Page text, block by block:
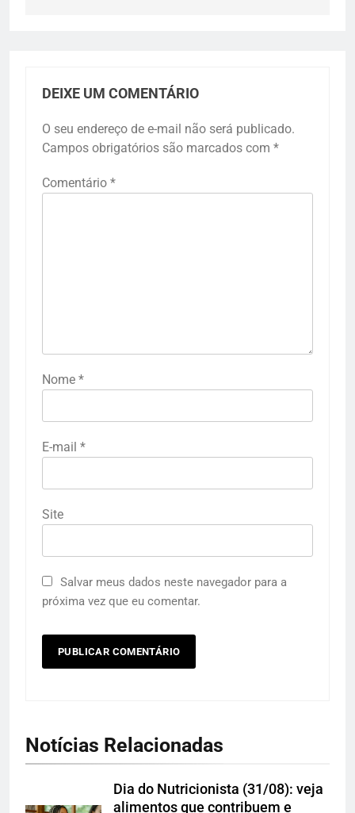
DEIXE UM COMENTÁRIO
O seu endereço de e-mail não será publicado.
Campos obrigatórios são marcados com *
Comentário *
Nome *
E-mail *
Site
Salvar meus dados neste navegador para a
próxima vez que eu comentar.
Notícias Relacionadas
Dia do Nutricionista (31/08): veja
alimentos que contribuem e